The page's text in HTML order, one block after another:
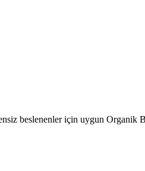
beslenenler için uygun Organik